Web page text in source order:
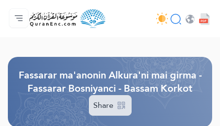
Gida
Jerin ginshikan taken fassarorin
Audio
Ayyukan masu bunkasawa - API
Dangane da wannan aikin
Ka tuntube mu
Harshe
Fassarar ma'anonin Alkura'ni mai girma -
Fassarar Bosniyanci - Bassam Korkot
Share